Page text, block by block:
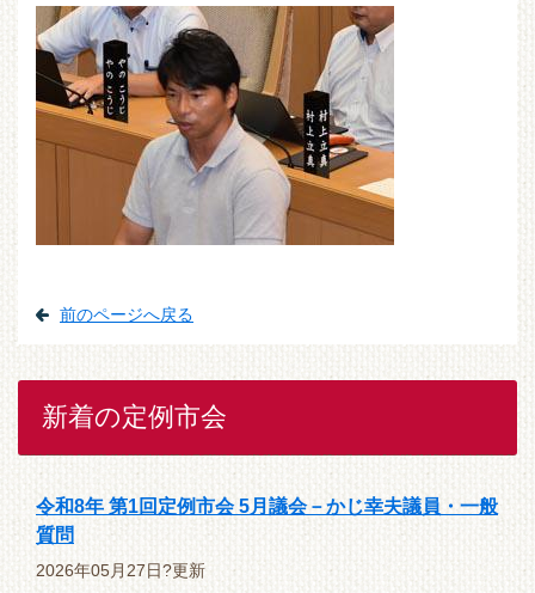
前のページへ戻る
新着の定例市会
令和8年 第1回定例市会 5月議会－かじ幸夫議員・一般
質問
2026年05月27日?更新